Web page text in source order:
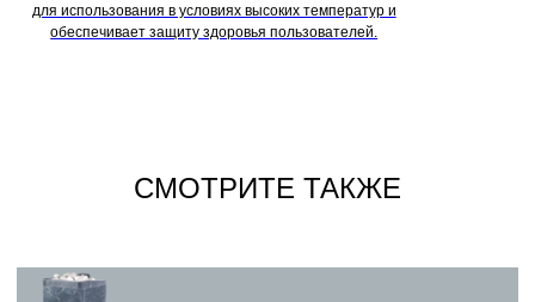
для использования в условиях высоких температур и
обеспечивает защиту здоровья пользователей.
СМОТРИТЕ ТАКЖЕ